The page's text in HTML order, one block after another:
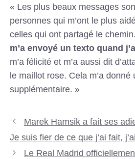
« Les plus beaux messages
personnes qui m’ont le plus
celles qui ont partagé le
m’a envoyé un texto quand
m’a félicité et m’a aussi dit
le maillot rose. Cela m’a donné
supplémentaire. »
Marek Hamsik a fait ses
Je suis fier de ce que j’ai fait,
Le Real Madrid